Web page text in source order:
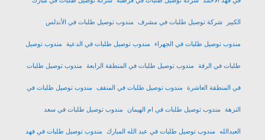
الكبير شركة توصيل طلبات في مشرف مندوب توصيل طلبات في الأندلس
مندوب توصيل طلبات في الجهراء مندوب توصيل طلبات في الدعية مندوب توصيل
طلبات في الرقة مندوب توصيل طلبات في المنطقة الرابعة مندوب توصيل طلبات
في المنطقة العاشرة مندوب توصيل طلبات في المنقف مندوب توصيل طلبات في
النزهة مندوب توصيل طلبات في ام الهيمان مندوب توصيل طلبات في سعد
العبدالله مندوب توصيل طلبات في عبد الله المبارك مندوب توصيل طلبات في فهد